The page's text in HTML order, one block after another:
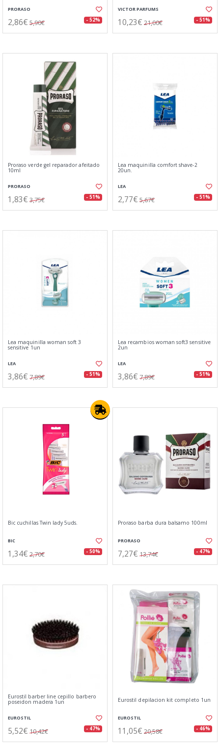
PRORASO
2,86€ 5,90€ - 52%
VICTOR PARFUMS
10,23€ 21,00€ - 51%
Proraso verde gel reparador afeitado
10ml
PRORASO
1,83€ 3,75€ - 51%
Lea maquinilla comfort shave-2
20un.
LEA
2,77€ 5,67€ - 51%
Lea maquinilla woman soft 3
sensitive 1un
LEA
3,86€ 7,89€ - 51%
Lea recambios woman soft3 sensitive
2un
LEA
3,86€ 7,89€ - 51%
Bic cuchillas Twin lady 5uds.
BIC
1,34€ 2,70€ - 50%
Proraso barba dura balsamo 100ml
PRORASO
7,27€ 13,74€ - 47%
Eurostil barber line cepillo barbero
poseidon madera 1un
EUROSTIL
5,52€ 10,42€ - 47%
Eurostil depilacion kit completo 1un
EUROSTIL
11,05€ 20,58€ - 46%